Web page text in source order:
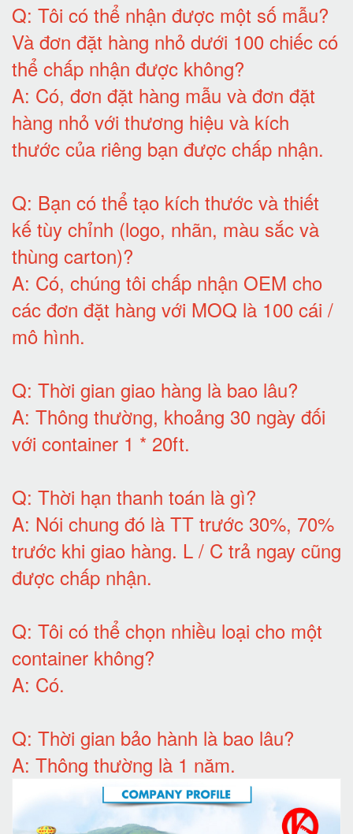
Q: Tôi có thể nhận được một số mẫu?
Và đơn đặt hàng nhỏ dưới 100 chiếc có
thể chấp nhận được không?
A: Có, đơn đặt hàng mẫu và đơn đặt
hàng nhỏ với thương hiệu và kích
thước của riêng bạn được chấp nhận.
Q: Bạn có thể tạo kích thước và thiết
kế tùy chỉnh (logo, nhãn, màu sắc và
thùng carton)?
A: Có, chúng tôi chấp nhận OEM cho
các đơn đặt hàng với MOQ là 100 cái /
mô hình.
Q: Thời gian giao hàng là bao lâu?
A: Thông thường, khoảng 30 ngày đối
với container 1 * 20ft.
Q: Thời hạn thanh toán là gì?
A: Nói chung đó là TT trước 30%, 70%
trước khi giao hàng. L / C trả ngay cũng
được chấp nhận.
Q: Tôi có thể chọn nhiều loại cho một
container không?
A: Có.
Q: Thời gian bảo hành là bao lâu?
A: Thông thường là 1 năm.